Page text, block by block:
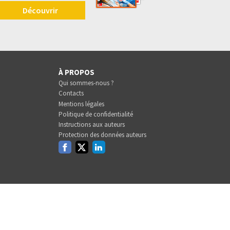
Découvrir
À PROPOS
Qui sommes-nous ?
Contacts
Mentions légales
Politique de confidentialité
Instructions aux auteurs
Protection des données auteurs
FacebookTwitterLinkedin